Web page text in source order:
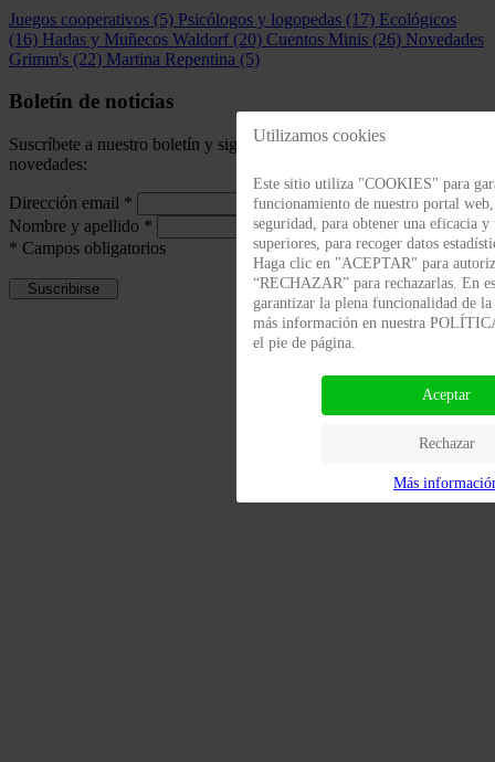
Juegos cooperativos (5) Psicólogos y logopedas (17) Ecológicos
(16) Hadas y Muñecos Waldorf (20) Cuentos Minis (26) Novedades
Grimm's (22) Martina Repentina (5)
Boletín de noticias
Suscríbete a nuestro boletín y sigue informado de todas las
novedades:
Dirección email *
Nombre y apellido *
* Campos obligatorios
Utilizamos cookies
Este sitio utiliza "COOKIES" para
funcionamiento de nuestro portal
seguridad, para obtener una eficacia y
superiores, para recoger datos
Haga clic en "ACEPTAR" para
“RECHAZAR” para rechazarlas. En
garantizar la plena funcionalidad de la
más información en nuestra
el pie de página.
Aceptar
Rechazar
Más